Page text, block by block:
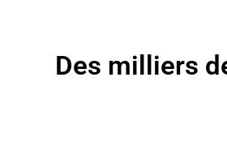
Des milliers